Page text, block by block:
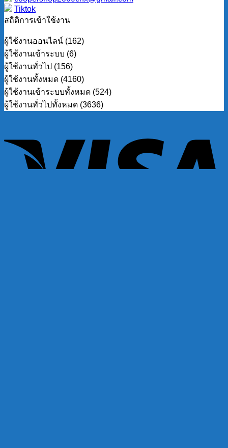
Tiktok
สถิติการเข้าใช้งาน
ผู้ใช้งานออนไลน์ (162)
ผู้ใช้งานเข้าระบบ (6)
ผู้ใช้งานทั่วไป (156)
ผู้ใช้งานทั้งหมด (4160)
ผู้ใช้งานเข้าระบบทั้งหมด (524)
ผู้ใช้งานทั่วไปทั้งหมด (3636)